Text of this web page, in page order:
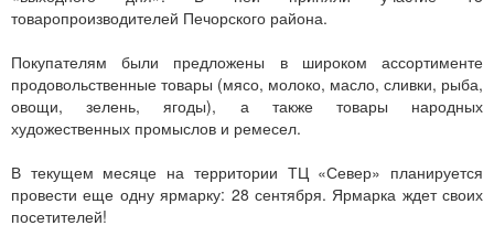
товаропроизводителей Печорского района.
Покупателям были предложены в широком ассортименте
продовольственные товары (мясо, молоко, масло, сливки, рыба,
овощи, зелень, ягоды), а также товары народных
художественных промыслов и ремесел.
В текущем месяце на территории ТЦ «Север» планируется
провести еще одну ярмарку: 28 сентября. Ярмарка ждет своих
посетителей!